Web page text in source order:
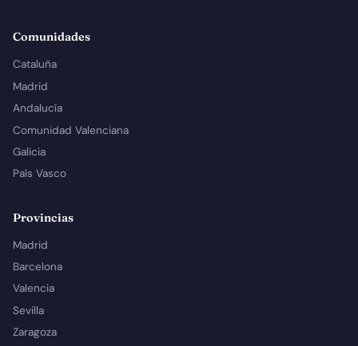
Comunidades
Cataluña
Madrid
Andalucía
Comunidad Valenciana
Galicia
País Vasco
Provincias
Madrid
Barcelona
Valencia
Sevilla
Zaragoza